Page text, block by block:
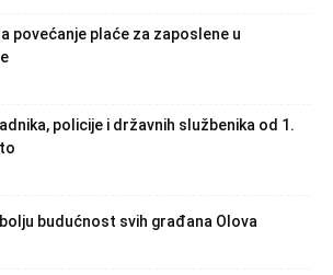
povećanje plaće za zaposlene u
policije i državnih službenika od 1.
budućnost svih građana Olova